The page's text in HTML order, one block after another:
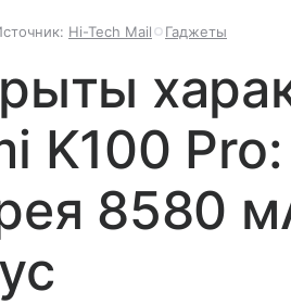
Hi-Tech Mail Гаджеты
K100
8580